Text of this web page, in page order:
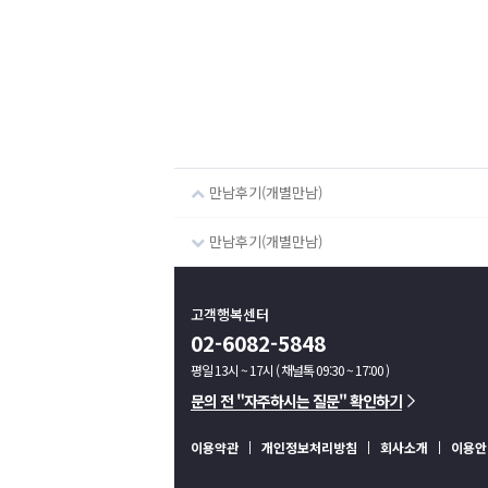
만남후기(개별만남)
만남후기(개별만남)
고객행복센터
02-6082-5848
평일 13시 ~ 17시 ( 채널톡 09:30 ~ 17:00 )
문의 전 "자주하시는 질문" 확인하기
이용약관 개인정보처리방침 회사소개 이용